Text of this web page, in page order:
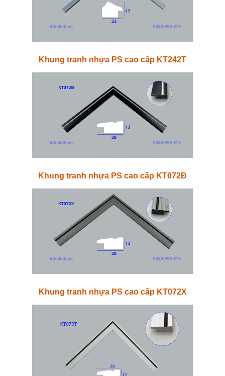
Khung tranh nhựa PS cao cấp KT242T
Khung tranh nhựa PS cao cấp KT072Đ
Khung tranh nhựa PS cao cấp KT072X